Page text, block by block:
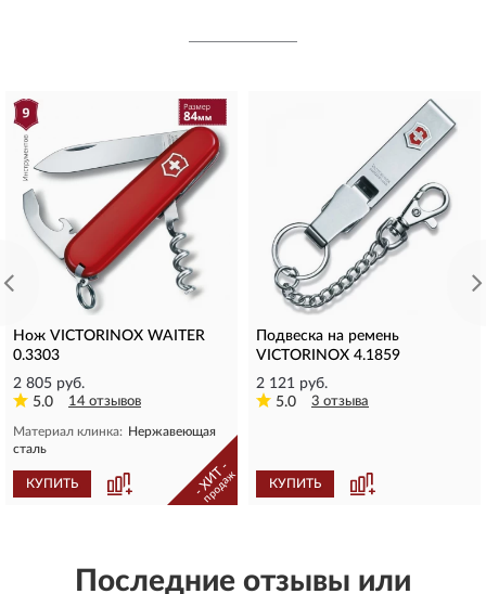
Нож VICTORINOX WAITER
0.3303
2 805 руб.
5.0
14 отзывов
Материал клинка: Нержавеющая
сталь
КУПИТЬ - ХИТ -
продаж
Подвеска на ремень
VICTORINOX 4.1859
2 121 руб.
5.0
3 отзыва
КУПИТЬ
Последние отзывы или